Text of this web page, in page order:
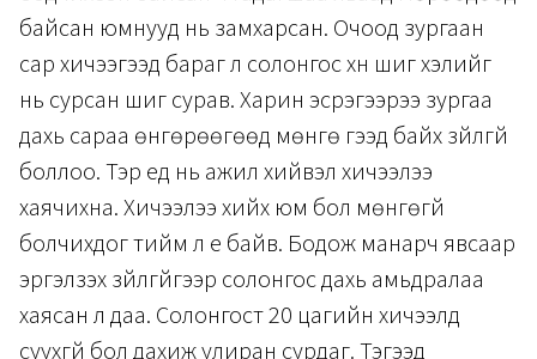
байсан юмнууд нь замхарсан. Очоод зургаан
сар хичээгээд бараг л солонгос хүн шиг хэлийг
нь сурсан шиг сурав. Харин эсрэгээрээ зургаа
дахь сараа өнгөрөөгөөд мөнгө гээд байх зүйлгүй
боллоо. Тэр үед нь ажил хийвэл хичээлээ
хаячихна. Хичээлээ хийх юм бол мөнгөгүй
болчихдог тийм л үе байв. Бодож манарч явсаар
эргэлзэх зүйлгүйгээр солонгос дахь амьдралаа
хаясан л даа. Солонгост 20 цагийн хичээлд
суухгүй бол дахиж улиран сурдаг. Тэгээд